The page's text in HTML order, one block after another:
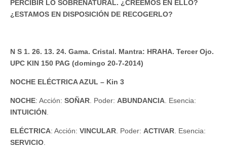
PERCIBIR LO SOBRENATURAL. ¿CREEMOS EN ELLO?
¿ESTAMOS EN DISPOSICIÓN DE RECOGERLO?
N S 1. 26. 13. 24. Gama. Cristal. Mantra: HRAHA. Tercer Ojo.
UPC KIN 150 PAG (domingo 20-7-2014)
NOCHE ELÉCTRICA AZUL – Kin 3
NOCHE: Acción: SOÑAR . Poder: ABUNDANCIA . Esencia:
INTUICIÓN
ELÉCTRICA: Acción: VINCULAR . Poder: ACTIVAR . Esencia:
SERVICIO